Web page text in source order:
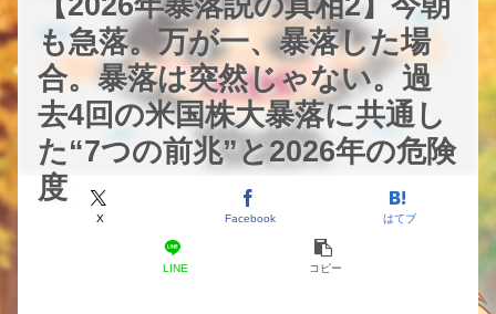
も急落。万が一、暴落した場
合。暴落は突然じゃない。過
去4回の米国株大暴落に共通し
た“7つの前兆”と2026年の危険
度
X Facebook はてブ
LINE コピー